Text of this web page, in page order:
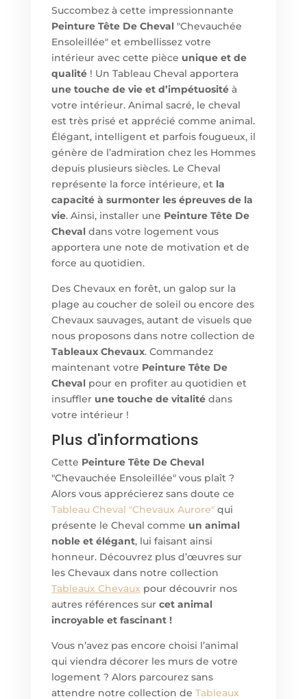
Succombez à cette impressionnante
Peinture Tête De Cheval"Chevauchée
Ensoleillée" et embellissez votre
intérieur avec cette pièce unique et de
qualité! Un Tableau Cheval apportera
une touche de vie et d’impétuositéà
votre intérieur. Animal sacré, le cheval
est très prisé et apprécié comme animal.
Élégant, intelligent et parfois fougueux, il
génère de l’admiration chez les Hommes
depuis plusieurs siècles. Le Cheval
représente la force intérieure, et la
capacité à surmonter les épreuves de la
vie. Ainsi, installer une Peinture Tête De
Cheval dans votre logement vous
apportera une note de motivation et de
force au quotidien.
Des Chevaux en forêt, un galop sur la
plage au coucher de soleil ou encore des
Chevaux sauvages, autant de visuels que
nous proposons dans notre collection de
Tableaux Chevaux. Commandez
maintenant votre Peinture Tête De
Chevalpour en profiter au quotidien et
insuffler une touche de vitalitédans
votre intérieur !
Plus d'informations
Cette Peinture Tête De Cheval
"Chevauchée Ensoleillée" vous plaît ?
Alors vous apprécierez sans doute ce
Tableau Cheval "Chevaux Aurore"qui
présente le Cheval comme un animal
noble et élégant, lui faisant ainsi
honneur. Découvrez plus d’œuvres sur
les Chevaux dans notre collection
Tableaux Chevaux pour découvrir nos
autres références sur cet animal
incroyable et fascinant !
Vous n’avez pas encore choisi l’animal
qui viendra décorer les murs de votre
logement ? Alors parcourez sans
attendre notre collection de Tableaux